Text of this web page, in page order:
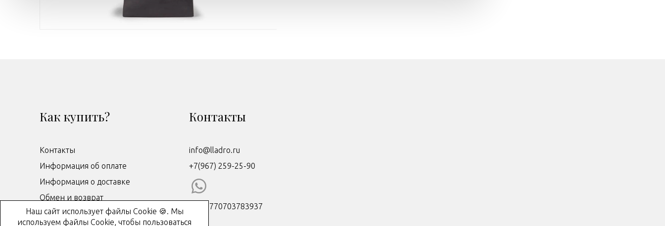
Как купить?
Контакты
Информация об оплате
Информация о доставке
Обмен и возврат
Договор-оферта
Контакты
info@lladro.ru
+7(967) 259-25-90
ИНН: 770703783937
Наш сайт использует файлы Cookie 🍪. Мы
используем файлы Cookie, чтобы пользоваться